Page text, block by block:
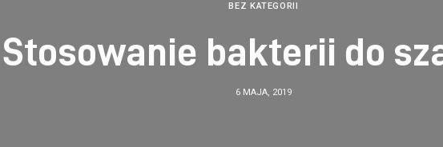
BEZ KATEGORII
Stosowanie bakterii do
6 MAJA, 2019